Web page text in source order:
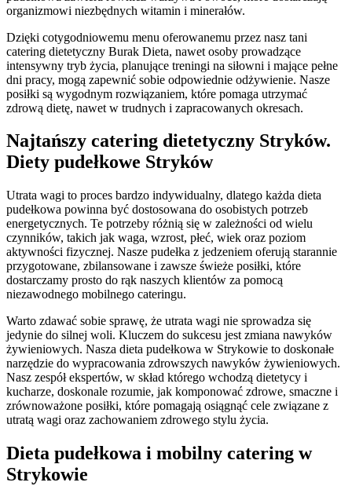
organizmowi niezbędnych witamin i minerałów.
Dzięki cotygodniowemu menu oferowanemu przez nasz tani
catering dietetyczny Burak Dieta, nawet osoby prowadzące
intensywny tryb życia, planujące treningi na siłowni i mające pełne
dni pracy, mogą zapewnić sobie odpowiednie odżywienie. Nasze
posiłki są wygodnym rozwiązaniem, które pomaga utrzymać
zdrową dietę, nawet w trudnych i zapracowanych okresach.
Najtańszy catering dietetyczny Stryków.
Diety pudełkowe Stryków
Utrata wagi to proces bardzo indywidualny, dlatego każda dieta
pudełkowa powinna być dostosowana do osobistych potrzeb
energetycznych. Te potrzeby różnią się w zależności od wielu
czynników, takich jak waga, wzrost, płeć, wiek oraz poziom
aktywności fizycznej. Nasze pudełka z jedzeniem oferują starannie
przygotowane, zbilansowane i zawsze świeże posiłki, które
dostarczamy prosto do rąk naszych klientów za pomocą
niezawodnego mobilnego cateringu.
Warto zdawać sobie sprawę, że utrata wagi nie sprowadza się
jedynie do silnej woli. Kluczem do sukcesu jest zmiana nawyków
żywieniowych. Nasza dieta pudełkowa w Strykowie to doskonałe
narzędzie do wypracowania zdrowszych nawyków żywieniowych.
Nasz zespół ekspertów, w skład którego wchodzą dietetycy i
kucharze, doskonale rozumie, jak komponować zdrowe, smaczne i
zrównoważone posiłki, które pomagają osiągnąć cele związane z
utratą wagi oraz zachowaniem zdrowego stylu życia.
Dieta pudełkowa i mobilny catering w
Strykowie